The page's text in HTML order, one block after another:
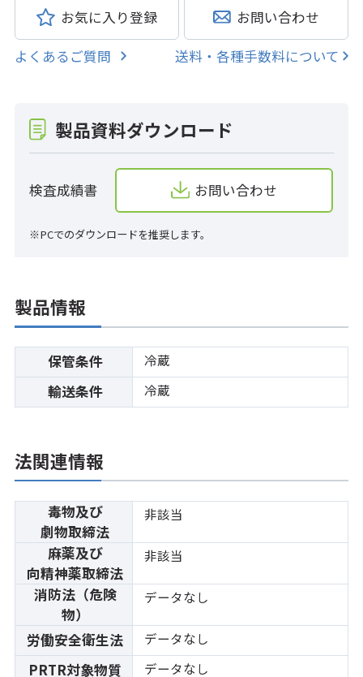
お気に入り登録 お問い合わせ
よくあるご質問 送料・各種手数料について
製品資料ダウンロード
検査成績書 お問い合わせ
※PCでのダウンロードを推奨します。
製品情報
保管条件 冷蔵
輸送条件 冷蔵
法関連情報
毒物及び
劇物取締法
非該当
麻薬及び
向精神薬取締法
非該当
消防法（危険
物）
データなし
労働安全衛生法 データなし
PRTR対象物質 データなし